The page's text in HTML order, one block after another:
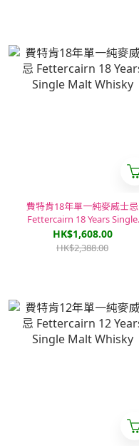
費特肯18年單一純麥威士忌
Fettercairn 18 Years Single
Malt Whisky
HK$1,608.00
HK$2,388.00